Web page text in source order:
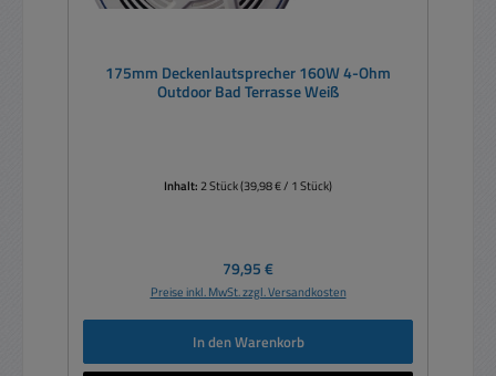
175mm Deckenlautsprecher 160W 4-Ohm
Outdoor Bad Terrasse Weiß
Inhalt:2 Stück(39,98 € / 1 Stück)
Regulärer Preis:
79,95 €
Preise inkl. MwSt. zzgl. Versandkosten
In den Warenkorb